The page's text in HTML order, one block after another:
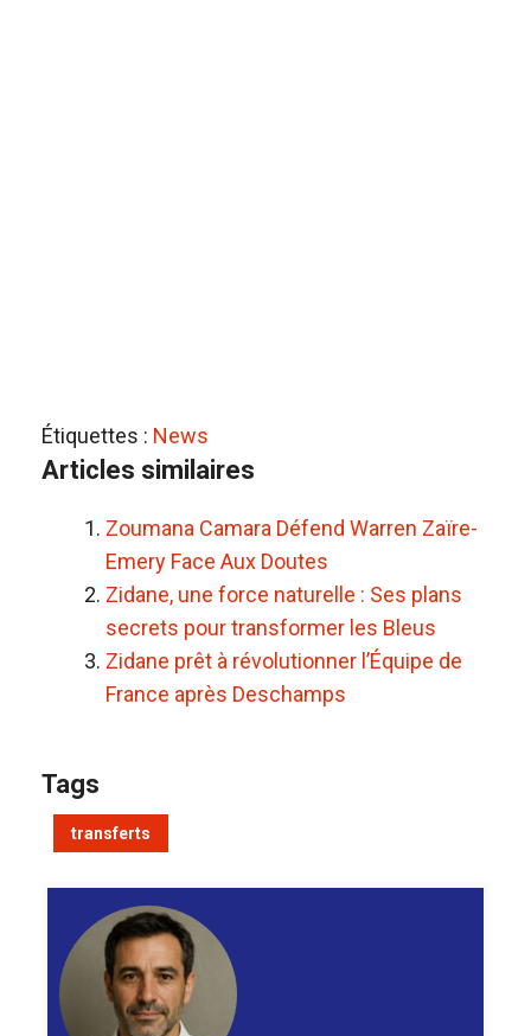
Étiquettes : News
Articles similaires
Zoumana Camara Défend Warren Zaïre-
Emery Face Aux Doutes
Zidane, une force naturelle : Ses plans
secrets pour transformer les Bleus
Zidane prêt à révolutionner l’Équipe de
France après Deschamps
Tags
transferts